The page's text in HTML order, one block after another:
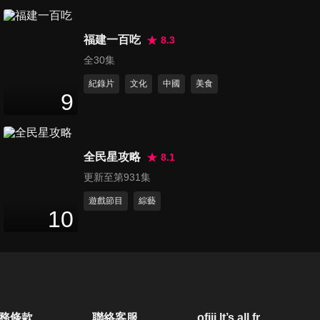
49分鐘
9
福建一百吃
8.3
全30集
紀錄片 文化 中國 美食
10
全民星攻略
8.1
更新至第931集
遊戲節目 綜藝
條款 聯絡客服